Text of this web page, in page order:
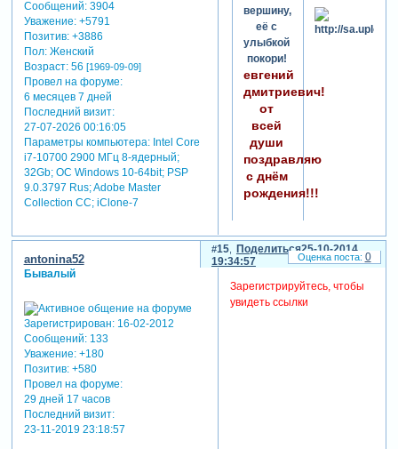
Сообщений:3904
Уважение: +5791
Позитив: +3886
Пол:Женский
Возраст:56 [1969-09-09]
Провел на форуме:
6 месяцев 7 дней
Последний визит:
27-07-2026 00:16:05
Параметры компьютера:Intel Core
i7-10700 2900 МГц 8-ядерный;
32Gb; ОС Windows 10-64bit; PSP
9.0.3797 Rus; Adobe Master
Collection СС; iClone-7
вершину,
её с
улыбкой
покори!
евгений
дмитриевич!
от
всей
души
поздравляю
с днём
рождения!!!
Поделиться
15
25-10-2014
19:34:57
antonina52
Бывалый
Зарегистрирован: 16-02-2012
Сообщений:133
Уважение: +180
Позитив: +580
Провел на форуме:
29 дней 17 часов
Последний визит:
23-11-2019 23:18:57
Зарегистрируйтесь, чтобы
увидеть ссылки
0